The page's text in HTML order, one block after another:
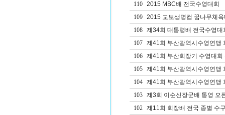
110
2015 MBC배 전국수영대회
109
2015 교보생명컵 꿈나무체
108
제34회 대통령배 전국수영대
107
제41회 부산광역시수영연맹
106
제41회 부산회장기 수영대회
105
제41회 부산광역시수영연맹
104
제41회 부산광역시수영연맹
103
제3회 이순신장군배 통영 오
102
제11회 회장배 전국 종별 수